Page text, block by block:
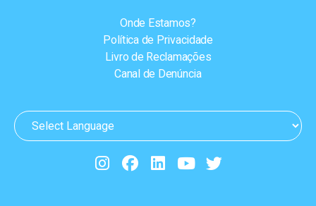
Onde Estamos?
Política de Privacidade
Livro de Reclamações
Canal de Denúncia